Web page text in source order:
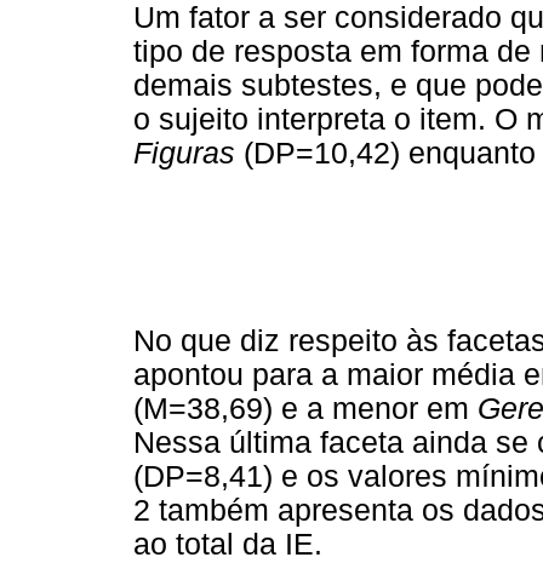
Um fator a ser considerado
tipo de resposta em forma
demais subtestes, e que
o sujeito interpreta o item. O
Figuras (DP=10,42)
No que diz respeito às
apontou para a maior média
(M=38,69) e a menor em
Nessa última faceta ainda
(DP=8,41) e os valores
2 também apresenta os
ao total da IE.